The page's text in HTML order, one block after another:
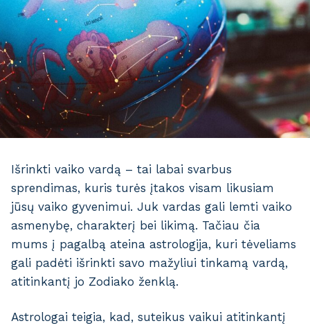
Išrinkti vaiko vardą – tai labai svarbus
sprendimas, kuris turės įtakos visam likusiam
jūsų vaiko gyvenimui. Juk vardas gali lemti vaiko
asmenybę, charakterį bei likimą. Tačiau čia
mums į pagalbą ateina astrologija, kuri tėveliams
gali padėti išrinkti savo mažyliui tinkamą vardą,
atitinkantį jo Zodiako ženklą.
Astrologai teigia, kad, suteikus vaikui atitinkantį